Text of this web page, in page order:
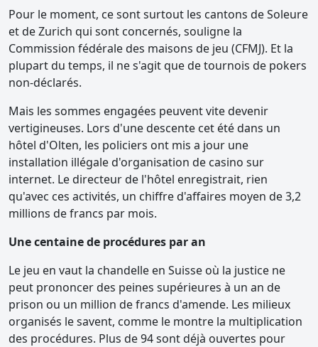
Pour le moment, ce sont surtout les cantons de Soleure
et de Zurich qui sont concernés, souligne la
Commission fédérale des maisons de jeu (CFMJ). Et la
plupart du temps, il ne s'agit que de tournois de pokers
non-déclarés.
Mais les sommes engagées peuvent vite devenir
vertigineuses. Lors d'une descente cet été dans un
hôtel d'Olten, les policiers ont mis a jour une
installation illégale d'organisation de casino sur
internet. Le directeur de l'hôtel enregistrait, rien
qu'avec ces activités, un chiffre d'affaires moyen de 3,2
millions de francs par mois.
Une centaine de procédures par an
Le jeu en vaut la chandelle en Suisse où la justice ne
peut prononcer des peines supérieures à un an de
prison ou un million de francs d'amende. Les milieux
organisés le savent, comme le montre la multiplication
des procédures. Plus de 94 sont déjà ouvertes pour